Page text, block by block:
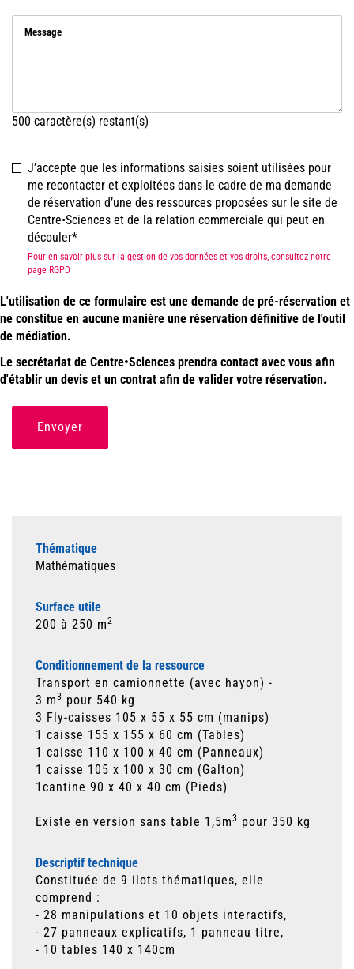
Message
500 caractère(s) restant(s)
J’accepte que les informations saisies soient utilisées pour
me recontacter et exploitées dans le cadre de ma demande
de réservation d’une des ressources proposées sur le site de
Centre•Sciences et de la relation commerciale qui peut en
découler
Pour en savoir plus sur la gestion de vos données et vos droits, consultez notre
page RGPD
L'utilisation de ce formulaire est une demande de pré-réservation et
ne constitue en aucune manière une réservation définitive de l'outil
de médiation.
Le secrétariat de Centre•Sciences prendra contact avec vous afin
d'établir un devis et un contrat afin de valider votre réservation.
Envoyer
Thématique
Mathématiques
Surface utile
200 à 250 m2
Conditionnement de la ressource
Transport en camionnette (avec hayon) -
3 m3 pour 540 kg
3 Fly-caisses 105 x 55 x 55 cm (manips)
1 caisse 155 x 155 x 60 cm (Tables)
1 caisse 110 x 100 x 40 cm (Panneaux)
1 caisse 105 x 100 x 30 cm (Galton)
1cantine 90 x 40 x 40 cm (Pieds)
Existe en version sans table 1,5m3 pour 350 kg
Descriptif technique
Constituée de 9 ilots thématiques, elle
comprend :
- 28 manipulations et 10 objets interactifs,
- 27 panneaux explicatifs, 1 panneau titre,
- 10 tables 140 x 140cm